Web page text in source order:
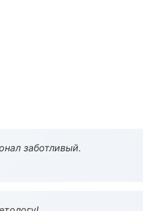
заботливый.